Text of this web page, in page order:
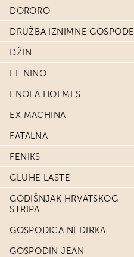
DORORO
DRUŽBA IZNIMNE GOSPODE
DŽIN
EL NINO
ENOLA HOLMES
EX MACHINA
FATALNA
FENIKS
GLUHE LASTE
GODIŠNJAK HRVATSKOG
STRIPA
GOSPOĐICA NEDIRKA
GOSPODIN JEAN